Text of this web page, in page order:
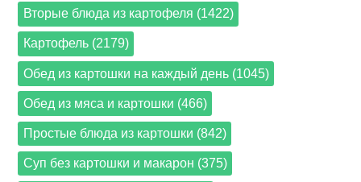
Вторые блюда из картофеля (1422)
Картофель (2179)
Обед из картошки на каждый день (1045)
Обед из мяса и картошки (466)
Простые блюда из картошки (842)
Суп без картошки и макарон (375)